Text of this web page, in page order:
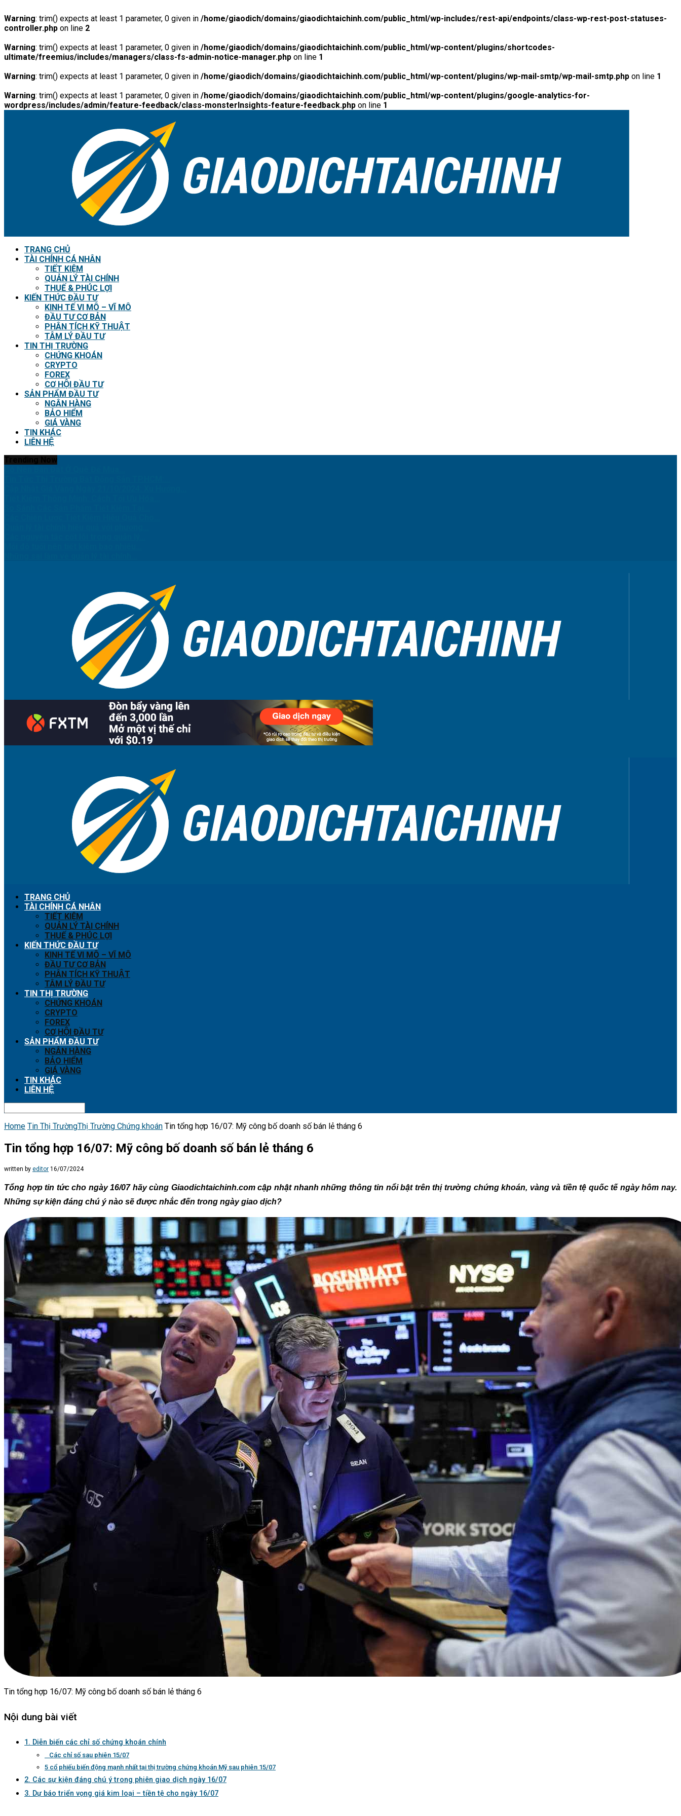
Warning: trim() expects at least 1 parameter, 0 given in /home/giaodich/domains/giaodichtaichinh.com/public_html/wp-includes/rest-api/endpoints/class-wp-rest-post-statuses-
controller.php on line 2
Warning: trim() expects at least 1 parameter, 0 given in /home/giaodich/domains/giaodichtaichinh.com/public_html/wp-content/plugins/shortcodes-
ultimate/freemius/includes/managers/class-fs-admin-notice-manager.php on line 1
Warning: trim() expects at least 1 parameter, 0 given in /home/giaodich/domains/giaodichtaichinh.com/public_html/wp-content/plugins/wp-mail-smtp/wp-mail-smtp.php on line 1
Warning: trim() expects at least 1 parameter, 0 given in /home/giaodich/domains/giaodichtaichinh.com/public_html/wp-content/plugins/google-analytics-for-
wordpress/includes/admin/feature-feedback/class-monsterInsights-feature-feedback.php on line 1
TRANG CHỦ
TÀI CHÍNH CÁ NHÂN
TIẾT KIỆM
QUẢN LÝ TÀI CHÍNH
THUẾ & PHÚC LỢI
KIẾN THỨC ĐẦU TƯ
KINH TẾ VI MÔ – VĨ MÔ
ĐẦU TƯ CƠ BẢN
PHÂN TÍCH KỸ THUẬT
TÂM LÝ ĐẦU TƯ
TIN THỊ TRƯỜNG
CHỨNG KHOÁN
CRYPTO
FOREX
CƠ HỘI ĐẦU TƯ
SẢN PHẨM ĐẦU TƯ
NGÂN HÀNG
BẢO HIỂM
GIÁ VÀNG
TIN KHÁC
LIÊN HỆ
TRANG CHỦ
TÀI CHÍNH CÁ NHÂN
TIẾT KIỆM
QUẢN LÝ TÀI CHÍNH
THUẾ & PHÚC LỢI
KIẾN THỨC ĐẦU TƯ
KINH TẾ VI MÔ – VĨ MÔ
ĐẦU TƯ CƠ BẢN
PHÂN TÍCH KỸ THUẬT
TÂM LÝ ĐẦU TƯ
TIN THỊ TRƯỜNG
CHỨNG KHOÁN
CRYPTO
FOREX
CƠ HỘI ĐẦU TƯ
SẢN PHẨM ĐẦU TƯ
NGÂN HÀNG
BẢO HIỂM
GIÁ VÀNG
TIN KHÁC
LIÊN HỆ
Home Tin Thị TrườngThị Trường Chứng khoán Tin tổng hợp 16/07: Mỹ công bố doanh số bán lẻ tháng 6
Tin tổng hợp 16/07: Mỹ công bố doanh số bán lẻ tháng 6
written by editor 16/07/2024
Tổng hợp tin tức cho ngày 16/07 hãy cùng Giaodichtaichinh.com cập nhật nhanh những thông tin nổi bật trên thị trường chứng khoán, vàng và tiền tệ quốc tế ngày hôm nay.
Những sự kiện đáng chú ý nào sẽ được nhắc đến trong ngày giao dịch?
Tin tổng hợp 16/07: Mỹ công bố doanh số bán lẻ tháng 6
Nội dung bài viết
1. Diễn biến các chỉ số chứng khoán chính
Các chỉ số sau phiên 15/07
5 cổ phiếu biến động mạnh nhất tại thị trường chứng khoán Mỹ sau phiên 15/07
2. Các sự kiện đáng chú ý trong phiên giao dịch ngày 16/07
3. Dự báo triển vọng giá kim loại – tiền tệ cho ngày 16/07